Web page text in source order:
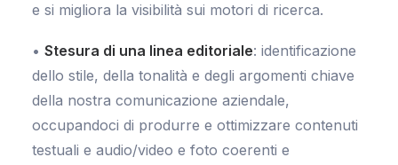
e si migliora la visibilità sui motori di ricerca.
• Stesura di una linea editoriale: identificazione
dello stile, della tonalità e degli argomenti chiave
della nostra comunicazione aziendale,
occupandoci di produrre e ottimizzare contenuti
testuali e audio/video e foto coerenti e